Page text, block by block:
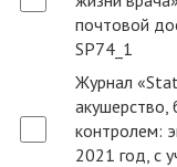
почтовой
SP74_1
Журнал
акушерство,
контролем:
2021 год, с